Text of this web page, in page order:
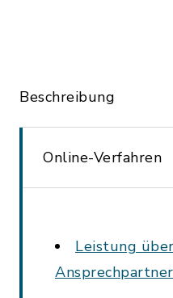
Beschreibung
Online-Verfahren
Leistung